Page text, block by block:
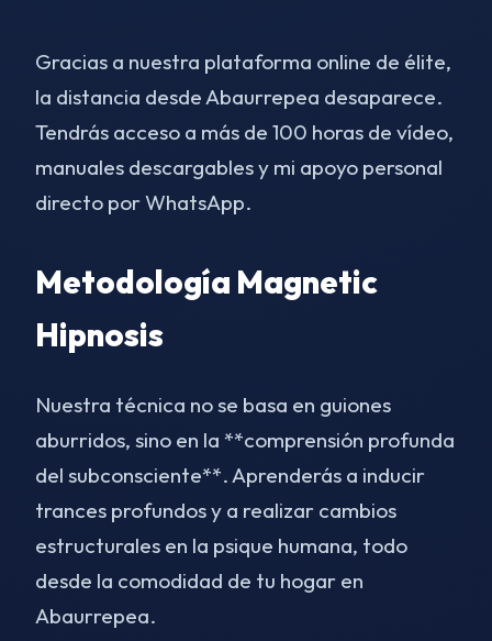
Gracias a nuestra plataforma online de élite,
la distancia desde Abaurrepea desaparece.
Tendrás acceso a más de 100 horas de vídeo,
manuales descargables y mi apoyo personal
directo por WhatsApp.
Metodología Magnetic
Hipnosis
Nuestra técnica no se basa en guiones
aburridos, sino en la **comprensión profunda
del subconsciente**. Aprenderás a inducir
trances profundos y a realizar cambios
estructurales en la psique humana, todo
desde la comodidad de tu hogar en
Abaurrepea.